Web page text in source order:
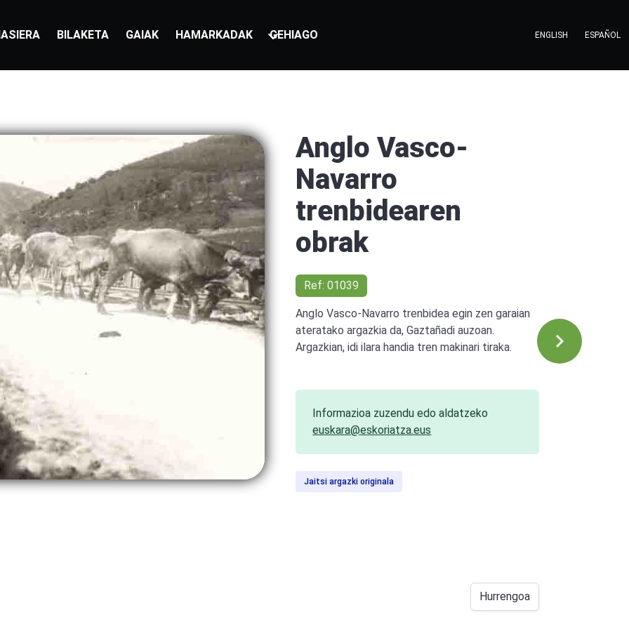
BILAKETA GAIAK HAMARKADAK GEHIAGO ENGLISH ESPAÑOL
Anglo Vasco-
Navarro
trenbidearen
obrak
Ref: 01039
Anglo Vasco-Navarro trenbidea egin zen garaian
ateratako argazkia da, Gaztañadi auzoan.
Argazkian, idi ilara handia tren makinari tiraka.
Informazioa zuzendu edo aldatzeko
euskara@eskoriatza.eus
Jaitsi argazki originala
Hurrengoa